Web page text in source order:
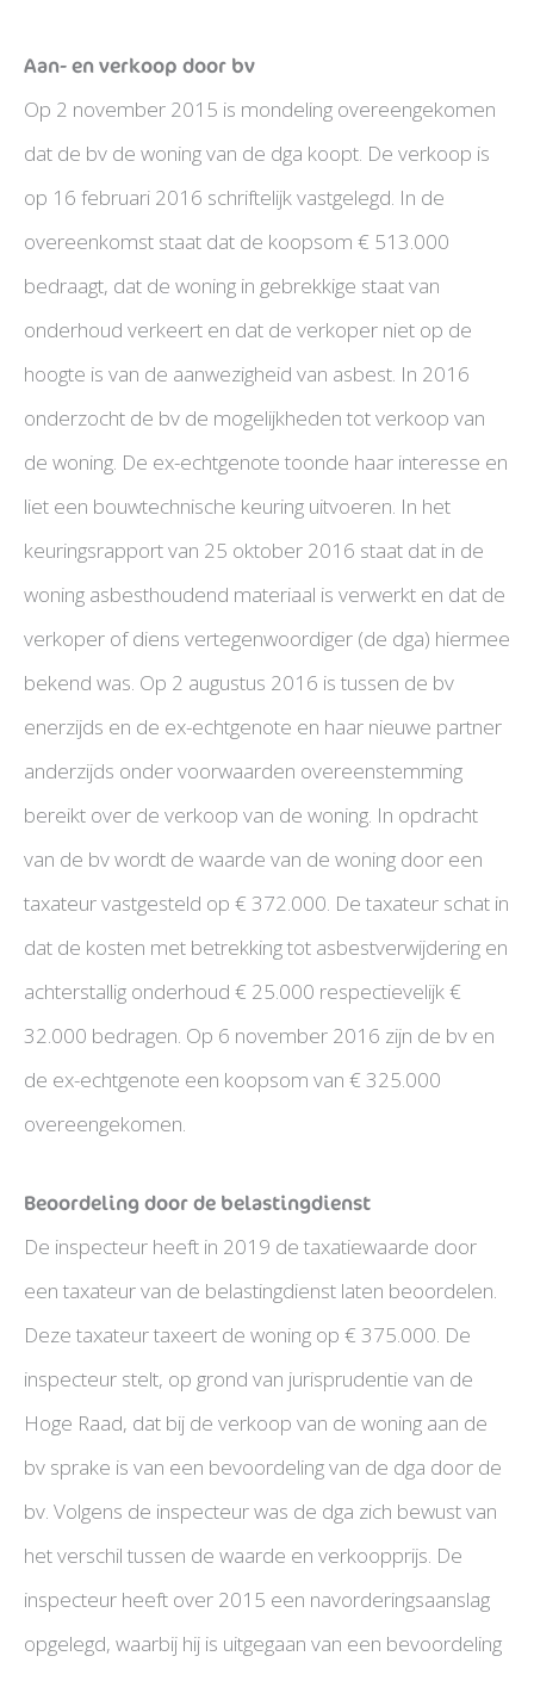
Aan- en verkoop door bv
Op 2 november 2015 is mondeling overeengekomen
dat de bv de woning van de dga koopt. De verkoop is
op 16 februari 2016 schriftelijk vastgelegd. In de
overeenkomst staat dat de koopsom € 513.000
bedraagt, dat de woning in gebrekkige staat van
onderhoud verkeert en dat de verkoper niet op de
hoogte is van de aanwezigheid van asbest. In 2016
onderzocht de bv de mogelijkheden tot verkoop van
de woning. De ex-echtgenote toonde haar interesse en
liet een bouwtechnische keuring uitvoeren. In het
keuringsrapport van 25 oktober 2016 staat dat in de
woning asbesthoudend materiaal is verwerkt en dat de
verkoper of diens vertegenwoordiger (de dga) hiermee
bekend was. Op 2 augustus 2016 is tussen de bv
enerzijds en de ex-echtgenote en haar nieuwe partner
anderzijds onder voorwaarden overeenstemming
bereikt over de verkoop van de woning. In opdracht
van de bv wordt de waarde van de woning door een
taxateur vastgesteld op € 372.000. De taxateur schat in
dat de kosten met betrekking tot asbestverwijdering en
achterstallig onderhoud € 25.000 respectievelijk €
32.000 bedragen. Op 6 november 2016 zijn de bv en
de ex-echtgenote een koopsom van € 325.000
overeengekomen.
Beoordeling door de belastingdienst
De inspecteur heeft in 2019 de taxatiewaarde door
een taxateur van de belastingdienst laten beoordelen.
Deze taxateur taxeert de woning op € 375.000. De
inspecteur stelt, op grond van jurisprudentie van de
Hoge Raad, dat bij de verkoop van de woning aan de
bv sprake is van een bevoordeling van de dga door de
bv. Volgens de inspecteur was de dga zich bewust van
het verschil tussen de waarde en verkoopprijs. De
inspecteur heeft over 2015 een navorderingsaanslag
opgelegd, waarbij hij is uitgegaan van een bevoordeling